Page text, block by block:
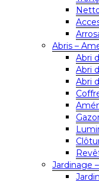
Abris –
Abri
Abri
Abri
Jardinage